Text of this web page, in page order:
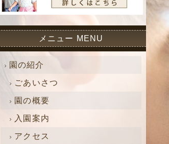
メニュー MENU
園の紹介
ごあいさつ
園の概要
入園案内
アクセス